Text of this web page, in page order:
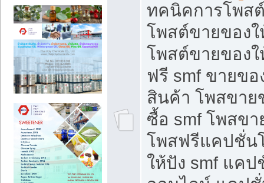
ทคนิคการโพส
โพสต์ขายของ
โพสต์ขายของ
ฟรี smf ขายข
สินค้า โพสขาย
ซื้อ smf โพสข
โพสฟรีแคปชั่น
ให้ปัง smf แค